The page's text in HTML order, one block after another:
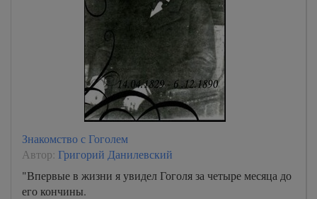
Знакомство с Гоголем
Автор: Григорий Данилевский
"Впервые в жизни я увидел Гоголя за четыре месяца до
его кончины.